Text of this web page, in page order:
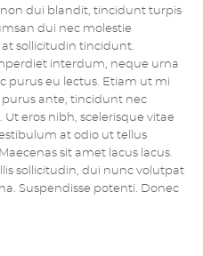
dui blandit, tincidunt turpis
dui nec molestie
sollicitudin tincidunt.
interdum, neque urna
purus eu lectus. Etiam ut mi
ante, tincidunt nec
eros nibh, scelerisque vitae
at odio ut tellus
sit amet lacus lacus.
sollicitudin, dui nunc volutpat
Suspendisse potenti. Donec